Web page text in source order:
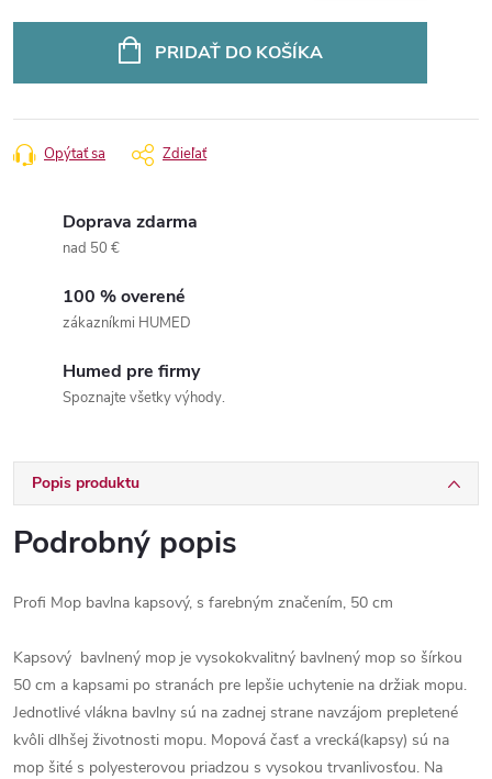
PRIDAŤ DO KOŠÍKA
Opýtať sa Zdieľať
Doprava zdarma
nad 50 €
100 % overené
zákazníkmi HUMED
Humed pre firmy
Spoznajte všetky výhody.
Popis produktu
Podrobný popis
Profi Mop bavlna kapsový, s farebným značením, 50 cm
Kapsový bavlnený mop je vysokokvalitný bavlnený mop so šírkou
50 cm a kapsami po stranách pre lepšie uchytenie na držiak mopu.
Jednotlivé vlákna bavlny sú na zadnej strane navzájom prepletené
kvôli dlhšej životnosti mopu. Mopová časť a vrecká(kapsy) sú na
mop šité s polyesterovou priadzou s vysokou trvanlivosťou. Na